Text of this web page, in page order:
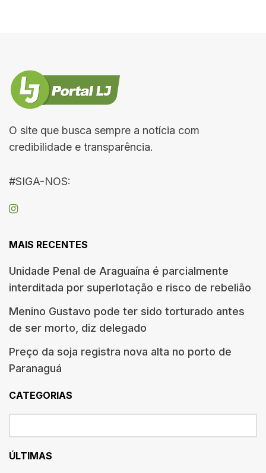
O site que busca sempre a notícia com
credibilidade e transparência.
#SIGA-NOS:
MAIS RECENTES
Unidade Penal de Araguaína é parcialmente
interditada por superlotação e risco de rebelião
Menino Gustavo pode ter sido torturado antes
de ser morto, diz delegado
Preço da soja registra nova alta no porto de
Paranaguá
CATEGORIAS
ÚLTIMAS